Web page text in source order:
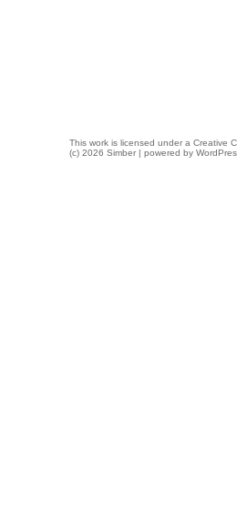
This work is licensed under a Creative
(c) 2026 Simber | powered by